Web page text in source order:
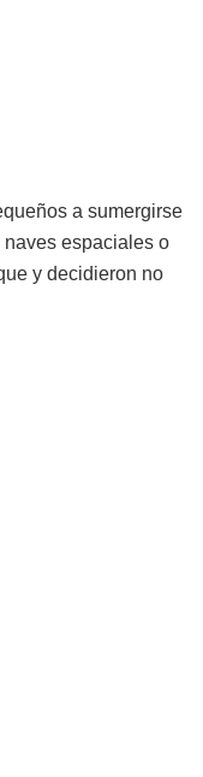
a sumergirse
espaciales o
y decidieron no